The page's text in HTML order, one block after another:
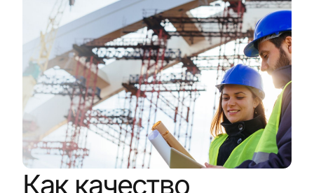
Как качество